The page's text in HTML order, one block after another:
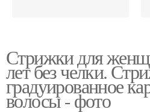
Волос для женщин
Стрижки для
лет без челки.
градуированное
волосы - фото